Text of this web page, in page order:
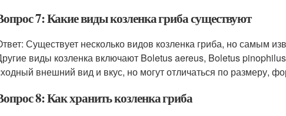
7: Какие виды козленка гриба существуют
Существует несколько видов козленка гриба, но самым
виды козленка включают Boletus aereus, Boletus
внешний вид и вкус, но могут отличаться по размеру,
8: Как хранить козленка гриба